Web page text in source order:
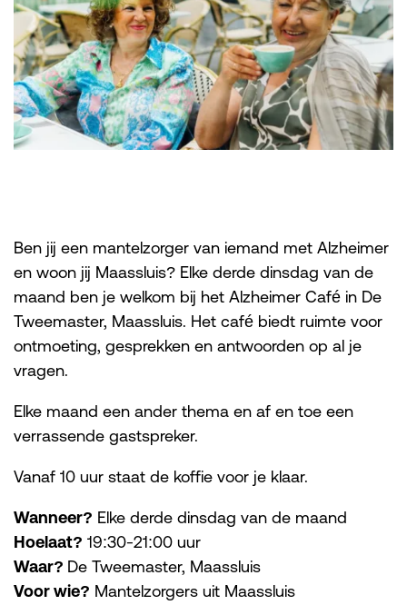
Ben jij een mantelzorger van iemand met Alzheimer
en woon jij Maassluis? Elke derde dinsdag van de
maand ben je welkom bij het Alzheimer Café in De
Tweemaster, Maassluis. Het café biedt ruimte voor
ontmoeting, gesprekken en antwoorden op al je
vragen.
Elke maand een ander thema en af en toe een
verrassende gastspreker.
Vanaf 10 uur staat de koffie voor je klaar.
Wanneer? Elke derde dinsdag van de maand
Hoelaat? 19:30-21:00 uur
Waar? De Tweemaster, Maassluis
Voor wie? Mantelzorgers uit Maassluis